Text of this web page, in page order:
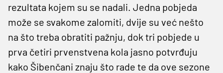
rezultata kojem su se nadali. Jedna pobjeda
može se svakome zalomiti, dvije su već nešto
na što treba obratiti pažnju, dok tri pobjede u
prva četiri prvenstvena kola jasno potvrđuju
kako Šibenčani znaju što rade te da ove sezone